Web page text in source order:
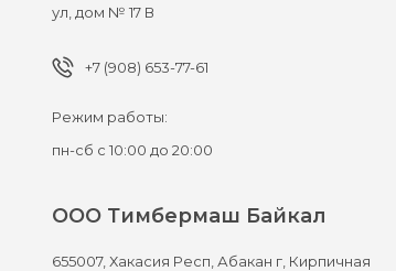
ул, дом № 17 В
+7 (908) 653-77-61
Режим работы:
пн-сб с 10:00 до 20:00
ООО Тимбермаш Байкал
655007,Хакасия Респ, Абакан г, Кирпичная